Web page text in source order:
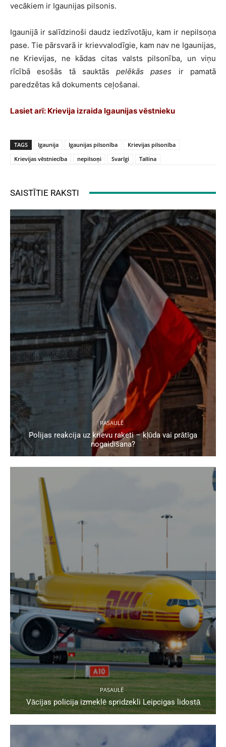
vecākiem ir Igaunijas pilsonis.
Igaunijā ir salīdzinoši daudz iedzīvotāju, kam ir nepilsoņa
pase. Tie pārsvarā ir krievvalodīgie, kam nav ne Igaunijas,
ne Krievijas, ne kādas citas valsts pilsonība, un viņu
rīcībā esošās tā sauktāspelēkās pases ir pamatā
paredzētas kā dokuments ceļošanai.
Lasiet arī: Krievija izraida Igaunijas vēstnieku
TAGS Igaunija Igaunijas pilsonība
Krievijas pilsonība
Krievijas vēstniecība
nepilsoņi Svarīgi Tallina
SAISTĪTIE RAKSTI
PASAULĒ
Polijas reakcija uz krievu raķeti – kļūda vai prātīga
nogaidīšana?
PASAULĒ
Vācijas policija izmeklē spridzekli Leipcigas lidostā